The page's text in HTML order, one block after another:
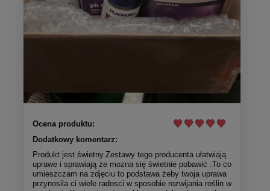
Ocena produktu:
Dodatkowy komentarz:
Produkt jest świetny.Zestawy tego producenta ułatwiają
uprawe i sprawiają że mozna się świetnie pobawić .To co
umieszczam na zdjęciu to podstawa żeby twoja uprawa
przynosila ci wiele radosci w sposobie rozwijania roślin w